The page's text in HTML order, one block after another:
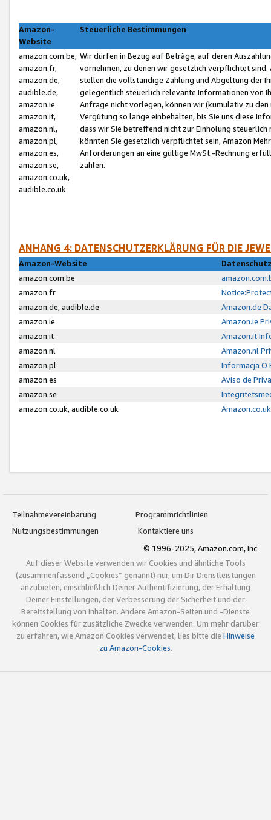
Amazon-
Website
Steuerliche Bestimmungen
amazon.com.be,
amazon.fr,
amazon.de,
audible.de,
amazon.ie
amazon.it,
amazon.nl,
amazon.pl,
amazon.es,
amazon.se,
amazon.co.uk,
audible.co.uk
Wir dürfen in Bezug auf Beträge, auf deren
vornehmen, zu denen wir gesetzlich verpflichtet
stellen die vollständige Zahlung und Abgeltung der
gelegentlich steuerlich relevante Informationen von
Anfrage nicht vorlegen, können wir (kumulativ zu
Vergütung so lange einbehalten, bis Sie uns diese
dass wir Sie betreffend nicht zur Einholung
könnten Sie gesetzlich verpflichtet sein, Amazon
Anforderungen an eine gültige MwSt.-Rechnung
zahlen.
ANHANG 4: DATENSCHUTZERKLÄRUNG FÜR DIE
Amazon-Website
amazon.com.be
amazon.fr
amazon.de, audible.de
Amazon.de
amazon.ie
Amazon.ie
amazon.it
Amazon.it
amazon.nl
Amazon.nl
amazon.pl
Informacja O
amazon.es
Aviso de
amazon.se
amazon.co.uk, audible.co.uk
Teilnahmevereinbarung
Programmrichtlinien
Nutzungsbestimmungen
Kontaktiere uns
© 1996-2025, Amazon.com, Inc.
Auf dieser Website verwenden wir Cookies und ähnliche Tools
(zusammenfassend „Cookies“ genannt) nur, um Dir Dienstleistungen
anzubieten, einschließlich Deiner Authentifizierung, der Erhaltung
Deiner Einstellungen, der Verbesserung der Sicherheit und der
Bereitstellung von Inhalten. Andere Amazon-Seiten und -Dienste
können Cookies für zusätzliche Zwecke verwenden. Um mehr darüber
zu erfahren, wie Amazon Cookies verwendet, lies bitte die Hinweise
zu Amazon-Cookies.